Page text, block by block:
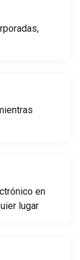
en
lugar